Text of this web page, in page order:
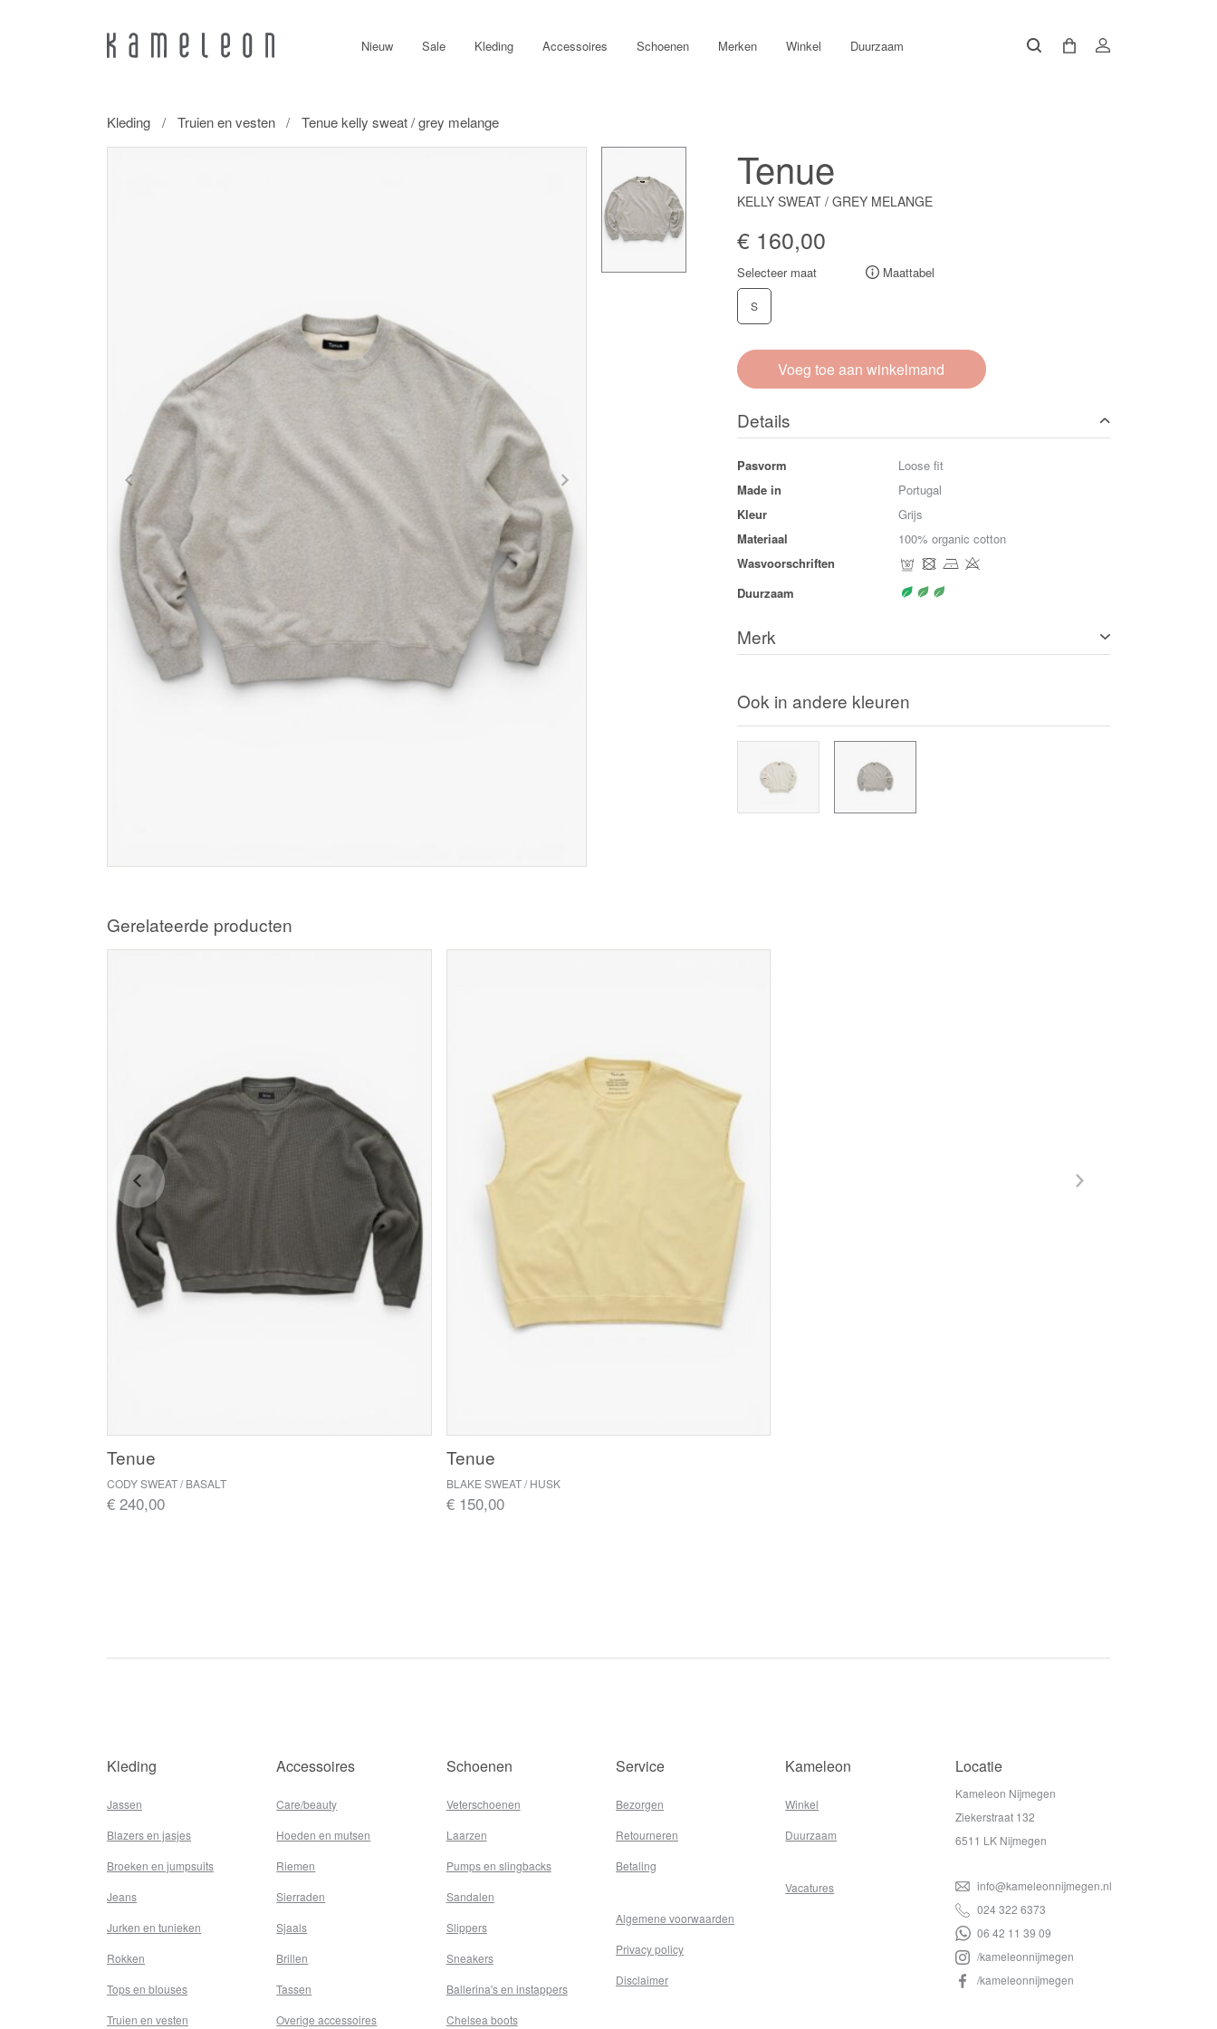
Nieuw Sale Kleding Accessoires Schoenen Merken Winkel Duurzaam
Kleding Truien en vesten Tenue kelly sweat / grey melange
Tenue
KELLY SWEAT / GREY MELANGE
€ 160,00
Selecteer maat Maattabel
S
Voeg toe aan winkelmand
Details
Pasvorm
Loose fit
Made in
Portugal
Kleur
Grijs
Materiaal
100% organic cotton
Wasvoorschriften
Duurzaam
Merk
Ook in andere kleuren
Gerelateerde producten
Tenue
CODY SWEAT / BASALT
€ 240,00
Tenue
BLAKE SWEAT / HUSK
€ 150,00
Kleding
Jassen
Blazers en jasjes
Broeken en jumpsuits
Jeans
Jurken en tunieken
Rokken
Tops en blouses
Truien en vesten
Accessoires
Care/beauty
Hoeden en mutsen
Riemen
Sierraden
Sjaals
Brillen
Tassen
Overige accessoires
Schoenen
Veterschoenen
Laarzen
Pumps en slingbacks
Sandalen
Slippers
Sneakers
Ballerina's en instappers
Chelsea boots
Service
Bezorgen
Retourneren
Betaling
Algemene voorwaarden
Privacy policy
Disclaimer
Kameleon
Winkel
Duurzaam
Vacatures
Locatie
Kameleon Nijmegen
Ziekerstraat 132
6511 LK Nijmegen
info@kameleonnijmegen.nl
024 322 6373
06 42 11 39 09
/kameleonnijmegen
/kameleonnijmegen